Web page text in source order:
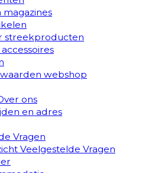
streekproducten
webshop
ons
en adres
Vragen
Veelgestelde Vragen